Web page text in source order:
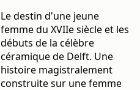
Le destin d'une jeune
femme du XVIIe siècle et les
débuts de la célèbre
céramique de Delft. Une
histoire magistralement
construite sur une femme